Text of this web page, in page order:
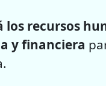
recursos
y financiera